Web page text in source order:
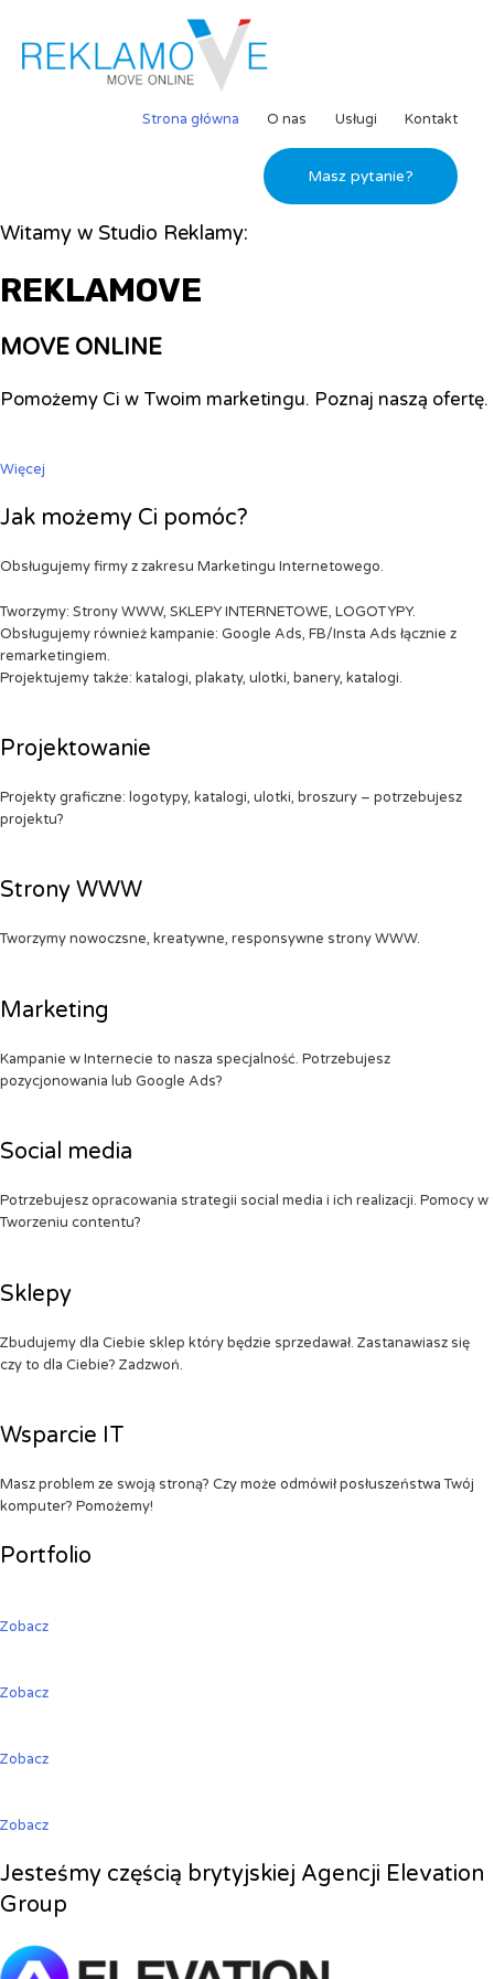
Strona główna O nas Usługi Kontakt
Masz pytanie?
Witamy w Studio Reklamy:
REKLAMOVE
MOVE ONLINE
Pomożemy Ci w Twoim marketingu. Poznaj naszą ofertę.
Więcej
Jak możemy Ci pomóc?
Obsługujemy firmy z zakresu Marketingu Internetowego.
Tworzymy: Strony WWW, SKLEPY INTERNETOWE, LOGOTYPY.
Obsługujemy również kampanie: Google Ads, FB/Insta Ads łącznie z
remarketingiem.
Projektujemy także: katalogi, plakaty, ulotki, banery, katalogi.
Projektowanie
Projekty graficzne: logotypy, katalogi, ulotki, broszury – potrzebujesz
projektu?
Strony WWW
Tworzymy nowoczsne, kreatywne, responsywne strony WWW.
Marketing
Kampanie w Internecie to nasza specjalność. Potrzebujesz
pozycjonowania lub Google Ads?
Social media
Potrzebujesz opracowania strategii social media i ich realizacji. Pomocy w
Tworzeniu contentu?
Sklepy
Zbudujemy dla Ciebie sklep który będzie sprzedawał. Zastanawiasz się
czy to dla Ciebie? Zadzwoń.
Wsparcie IT
Masz problem ze swoją stroną? Czy może odmówił posłuszeństwa Twój
komputer? Pomożemy!
Portfolio
Zobacz
Zobacz
Zobacz
Zobacz
Jesteśmy częścią brytyjskiej Agencji Elevation
Group